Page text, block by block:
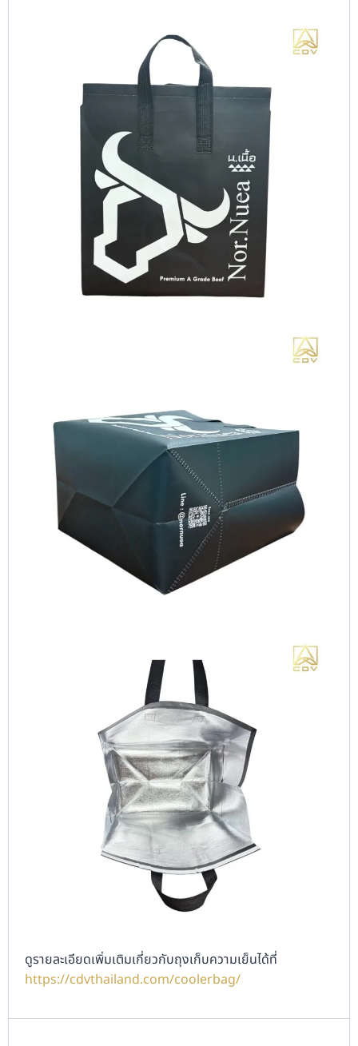
ดูรายละเอียดเพิ่มเติมเกี่ยวกับถุงเก็บความเย็นได้ที่
https://cdvthailand.com/coolerbag/